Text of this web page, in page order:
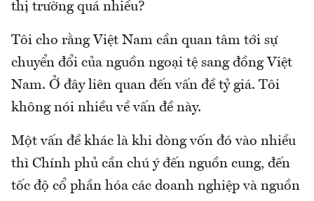
thị trường quá nhiều?
Tôi cho rằng Việt Nam cần quan tâm tới sự
chuyển đổi của nguồn ngoại tệ sang đồng Việt
Nam. Ở đây liên quan đến vấn đề tỷ giá. Tôi
không nói nhiều về vấn đề này.
Một vấn đề khác là khi dòng vốn đó vào nhiều
thì Chính phủ cần chú ý đến nguồn cung, đến
tốc độ cổ phần hóa các doanh nghiệp và nguồn